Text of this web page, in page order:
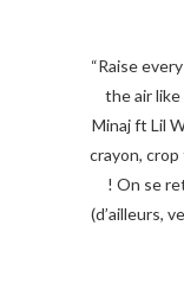
“Raise
the air
Minaj ft Lil
crayon,
! On se
(d’ailleurs,